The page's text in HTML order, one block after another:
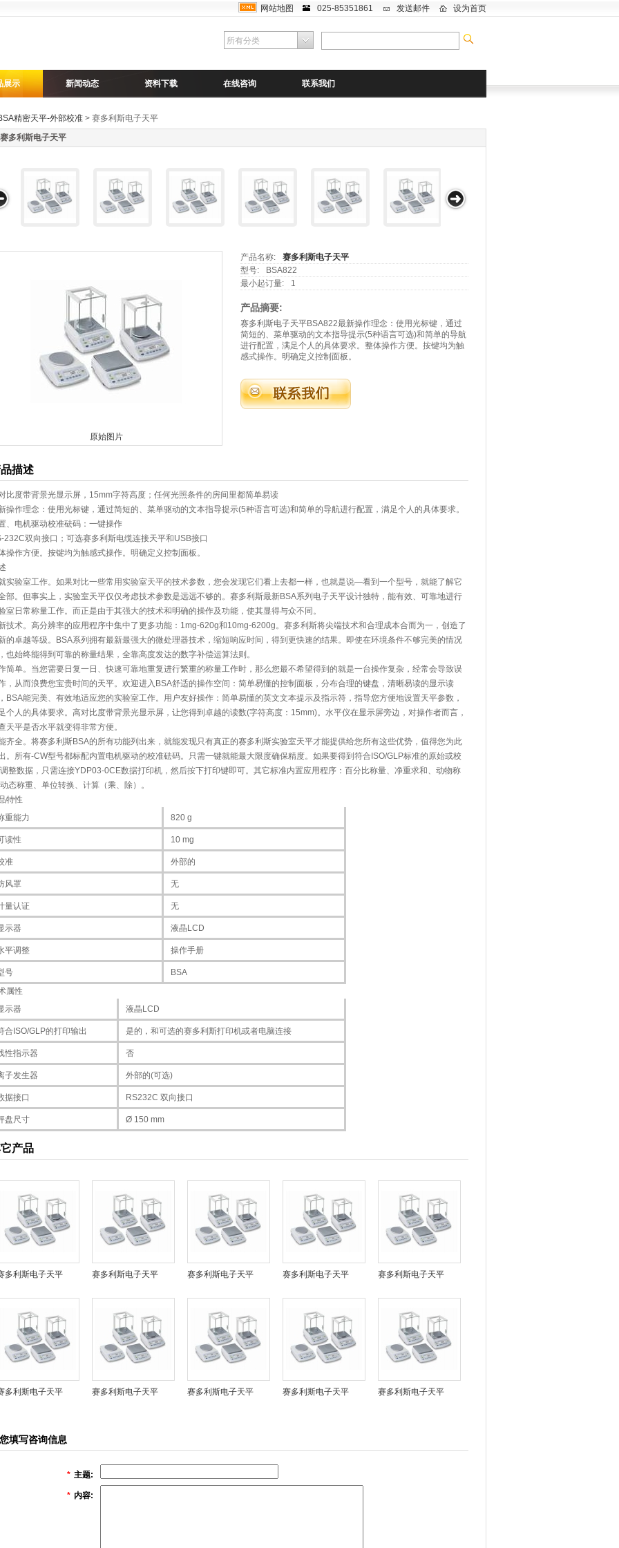
设为首页
发送邮件
025-85351861
网站地图
展示 新闻动态 资料下载 在线咨询 联系我们
精密天平-外部校准 > 赛多利斯电子天平
赛多利斯电子天平
原始图片
产品名称:
赛多利斯电子天平
型号:
BSA822
最小起订量:
1
产品摘要:
赛多利斯电子天平BSA822最新操作理念：使用光标键，通过
简短的、菜单驱动的文本指导提示(5种语言可选)和简单的导航
进行配置，满足个人的具体要求。整体操作方便。按键均为触
感式操作。明确定义控制面板。
描述
比度带背景光显示屏，15mm字符高度；任何光照条件的房间里都简单易读
操作理念：使用光标键，通过简短的、菜单驱动的文本指导提示(5种语言可选)和简单的导航进行配置，满足个人的具体要求。
、电机驱动校准砝码：一键操作
232C双向接口；可选赛多利斯电缆连接天平和USB接口
操作方便。按键均为触感式操作。明确定义控制面板。
实验室工作。如果对比一些常用实验室天平的技术参数，您会发现它们看上去都一样，也就是说—看到一个型号，就能了解它
部。但事实上，实验室天平仅仅考虑技术参数是远远不够的。赛多利斯最新BSA系列电子天平设计独特，能有效、可靠地进行
室日常称量工作。而正是由于其强大的技术和明确的操作及功能，使其显得与众不同。
技术。高分辨率的应用程序中集中了更多功能：1mg-620g和10mg-6200g。赛多利斯将尖端技术和合理成本合而为一，创造了
的卓越等级。BSA系列拥有最新最强大的微处理器技术，缩短响应时间，得到更快速的结果。即使在环境条件不够完美的情况
也始终能得到可靠的称量结果，全靠高度发达的数字补偿运算法则。
简单。当您需要日复一日、快速可靠地重复进行繁重的称量工作时，那么您最不希望得到的就是一台操作复杂，经常会导致误
，从而浪费您宝贵时间的天平。欢迎进入BSA舒适的操作空间：简单易懂的控制面板，分布合理的键盘，清晰易读的显示读
BSA能完美、有效地适应您的实验室工作。用户友好操作：简单易懂的英文文本提示及指示符，指导您方便地设置天平参数，
个人的具体要求。高对比度带背景光显示屏，让您得到卓越的读数(字符高度：15mm)。水平仪在显示屏旁边，对操作者而言，
天平是否水平就变得非常方便。
齐全。将赛多利斯BSA的所有功能列出来，就能发现只有真正的赛多利斯实验室天平才能提供给您所有这些优势，值得您为此
。所有-CW型号都标配内置电机驱动的校准砝码。只需一键就能最大限度确保精度。如果要得到符合ISO/GLP标准的原始或校
整数据，只需连接YDP03-0CE数据打印机，然后按下打印键即可。其它标准内置应用程序：百分比称量、净重求和、动物称
态称重、单位转换、计算（乘、除）。
特性
重能力
820 g
读性 10 mg
准 外部的
风罩 无
量认证 无
示器 液晶LCD
平调整 操作手册
号
BSA
属性
示器
液晶LCD
合ISO/GLP的打印输出 是的，和可选的赛多利斯打印机或者电脑连接
性指示器 否
子发生器 外部的(可选)
据接口 RS232C 双向接口
盘尺寸 Ø 150 mm
产品
多利斯电子天平 赛多利斯电子天平 赛多利斯电子天平 赛多利斯电子天平 赛多利斯电子天平
多利斯电子天平 赛多利斯电子天平 赛多利斯电子天平 赛多利斯电子天平 赛多利斯电子天平
填写咨询信息
* 主题:
* 内容: